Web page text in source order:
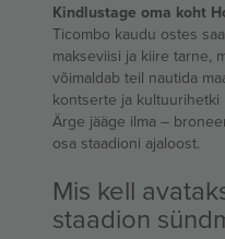
Kindlustage oma koht
Ticombo kaudu ostes
makseviisi ja kiire tarne,
võimaldab teil nautida
kontserte ja
Ärge jääge ilma –
osa staadioni ajaloost.
Mis kell
staadion